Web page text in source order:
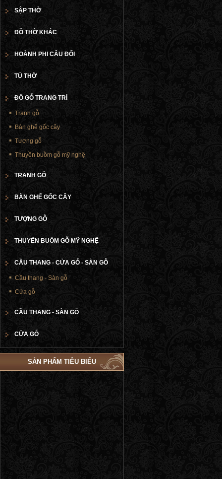
SẬP THỜ
ĐỒ THỜ KHÁC
HOÀNH PHI CÂU ĐỐI
TỦ THỜ
ĐỒ GỖ TRANG TRÍ
Tranh gỗ
Bàn ghế gốc cây
Tượng gỗ
Thuyền buồm gỗ mỹ nghệ
TRANH GỖ
BÀN GHẾ GỐC CÂY
TƯỢNG GỖ
THUYỀN BUỒM GỖ MỸ NGHỆ
CẦU THANG - CỬA GỖ - SÀN GỖ
Cầu thang - Sàn gỗ
Cửa gỗ
CẦU THANG - SÀN GỖ
CỬA GỖ
SẢN PHẨM TIÊU BIỂU